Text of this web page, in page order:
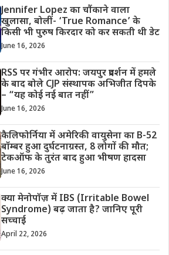
Jennifer Lopez का चौंकाने वाला
खुलासा, बोलीं- ‘True Romance’ के
किसी भी पुरुष किरदार को कर सकती थी डेट
June 16, 2026
RSS पर गंभीर आरोप: जयपुर प्रदर्शन में हमले
के बाद बोले CJP संस्थापक अभिजीत दिपके
– “यह कोई नई बात नहीं”
June 16, 2026
कैलिफोर्निया में अमेरिकी वायुसेना का B-52
बॉम्बर हुआ दुर्घटनाग्रस्त, 8 लोगों की मौत;
टेकऑफ के तुरंत बाद हुआ भीषण हादसा
June 16, 2026
क्या मेनोपॉज़ में IBS (Irritable Bowel
Syndrome) बढ़ जाता है? जानिए पूरी
सच्चाई
April 22, 2026